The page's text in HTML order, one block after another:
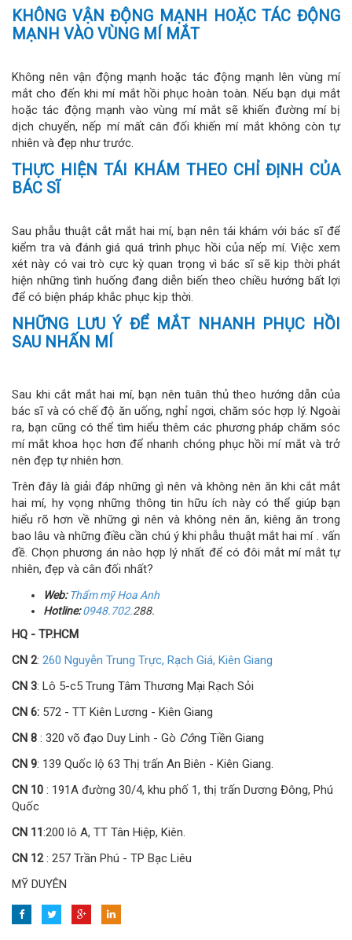
KHÔNG VẬN ĐỘNG MẠNH HOẶC TÁC ĐỘNG
MẠNH VÀO VÙNG MÍ MẮT
Không nên vận động mạnh hoặc tác động mạnh lên vùng mí
mắt cho đến khi mí mắt hồi phục hoàn toàn. Nếu bạn dụi mắt
hoặc tác động mạnh vào vùng mí mắt sẽ khiến đường mí bị
dịch chuyển, nếp mí mất cân đối khiến mí mắt không còn tự
nhiên và đẹp như trước.
THỰC HIỆN TÁI KHÁM THEO CHỈ ĐỊNH CỦA
BÁC SĨ
Sau phẫu thuật cắt mắt hai mí, bạn nên tái khám với bác sĩ để
kiểm tra và đánh giá quá trình phục hồi của nếp mí. Việc xem
xét này có vai trò cực kỳ quan trọng vì bác sĩ sẽ kịp thời phát
hiện những tình huống đang diễn biến theo chiều hướng bất lợi
để có biện pháp khắc phục kịp thời.
NHỮNG LƯU Ý ĐỂ MẮT NHANH PHỤC HỒI
SAU NHẤN MÍ
Sau khi cắt mắt hai mí, bạn nên tuân thủ theo hướng dẫn của
bác sĩ và có chế độ ăn uống, nghỉ ngơi, chăm sóc hợp lý. Ngoài
ra, bạn cũng có thể tìm hiểu thêm các phương pháp chăm sóc
mí mắt khoa học hơn để nhanh chóng phục hồi mí mắt và trở
nên đẹp tự nhiên hơn.
Trên đây là giải đáp những gì nên và không nên ăn khi cắt mắt
hai mí, hy vọng những thông tin hữu ích này có thể giúp bạn
hiểu rõ hơn về những gì nên và không nên ăn, kiêng ăn trong
bao lâu và những điều cần chú ý khi phẫu thuật mắt hai mí . vấn
đề. Chọn phương án nào hợp lý nhất để có đôi mắt mí mắt tự
nhiên, đẹp và cân đối nhất?
Web:ThẩmmỹHoa Anh
Hotline: 0948.702.288.
HQ - TP.HCM
CN 2: 260 Nguyễn Trung Trực, Rạch Giá, Kiên Giang
CN 3: Lô 5-c5 Trung Tâm Thương Mại Rạch Sỏi
CN 6: 572 - TT Kiên Lương - Kiên Giang
CN 8 : 320 võ đạo Duy Linh - Gò Công Tiền Giang
CN 9: 139 Quốc lộ 63 Thị trấn An Biên - Kiên Giang.
CN 10 : 191A đường 30/4, khu phố 1, thị trấn Dương Đông, Phú
Quốc
CN 11:200 lô A, TT Tân Hiệp, Kiên.
CN 12: 257 Trần Phú - TP Bạc Liêu
MỸ DUYÊN